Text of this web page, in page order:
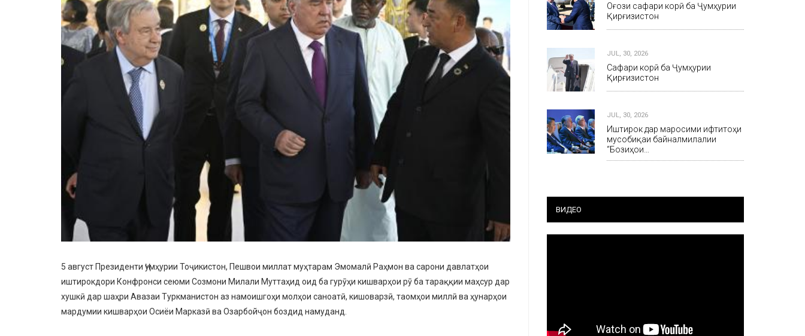
5 август Президенти Ҷумҳурии Тоҷикистон, Пешвои миллат муҳтарам Эмомалӣ Раҳмон ва сарони давлатҳои
иштирокдори Конфронси сеюми Созмони Милали Муттаҳид оид ба гурӯҳи кишварҳои рӯ ба тараққии маҳсур дар
хушкӣ дар шаҳри Авазаи Туркманистон аз намоишгоҳи молҳои саноатӣ, кишоварзӣ, таомҳои миллӣ ва ҳунарҳои
мардумии кишварҳои Осиёи Марказӣ ва Озарбойҷон боздид намуданд.
Оғози сафари корӣ ба Ҷумҳурии
Қирғизистон
JUL, 30, 2026
Сафари корӣ ба Ҷумҳурии
Қирғизистон
JUL, 30, 2026
Иштирок дар маросими ифтитоҳи
мусобиқаи байналмилалии
“Бозиҳои…
ВИДЕО